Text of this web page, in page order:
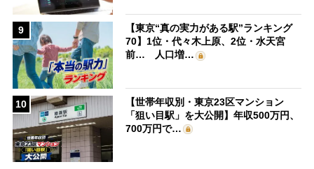
9
【東京“真の実力がある駅”ランキング
70】1位・代々木上原、2位・水天宮
前… 人口増…
10
【世帯年収別・東京23区マンション
「狙い目駅」を大公開】年収500万円、
700万円で…